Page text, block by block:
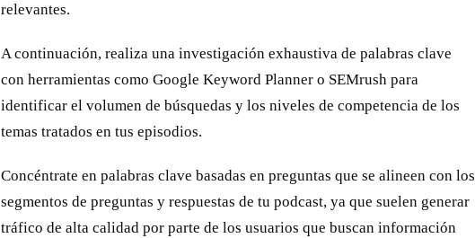
relevantes.
A continuación, realiza una investigación exhaustiva de palabras clave
con herramientas como Google Keyword Planner o SEMrush para
identificar el volumen de búsquedas y los niveles de competencia de los
temas tratados en tus episodios.
Concéntrate en palabras clave basadas en preguntas que se alineen con los
segmentos de preguntas y respuestas de tu podcast, ya que suelen generar
tráfico de alta calidad por parte de los usuarios que buscan información